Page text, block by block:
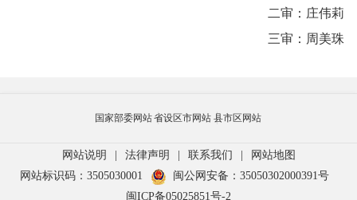
二审：庄伟莉
三审：周美珠
国家部委网站省设区市网站 县市区网站
网站说明 | 法律声明 | 联系我们 |
网站地图
网站标识码：3505030001
闽公网安备：35050302000391号
闽ICP备05025851号-2